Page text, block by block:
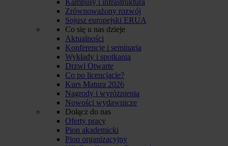
Zrównoważony rozwój
Sojusz europejski ERUA
Co się u nas dzieje
Aktualności
Konferencje i seminaria
Wykłady i spotkania
Drzwi Otwarte
Co po licencjacie?
Kurs Matura 2026
Nagrody i wyróżnienia
Nowości wydawnicze
Dołącz do nas
Oferty pracy
Pion akademicki
Pion organizacyjny